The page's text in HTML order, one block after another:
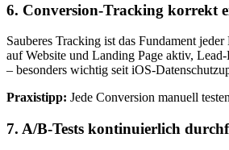
6. Conversion-Tracking korrekt
Sauberes Tracking ist das Fundament
auf Website und Landing Page aktiv,
– besonders wichtig seit iOS-
Praxistipp: Jede Conversion manuell
7. A/B-Tests kontinuierlich